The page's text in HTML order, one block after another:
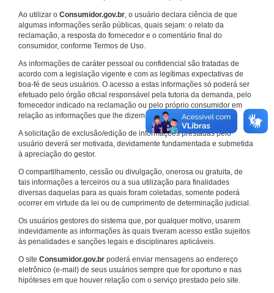
Ao utilizar o Consumidor.gov.br, o usuário declara ciência de que
algumas informações serão públicas, quais sejam: o relato da
reclamação, a resposta do fornecedor e o comentário final do
consumidor, conforme Termos de Uso.
As informações de caráter pessoal ou confidencial são tratadas de
acordo com a legislação vigente e com as legítimas expectativas de
boa-fé de seus usuários. O acesso a estas informações só poderá ser
efetuado pelo órgão oficial responsável pela tutoria da demanda, pelo
fornecedor indicado na reclamação ou pelo próprio consumidor em
relação as informações que lhe dizem respeito.
A solicitação de exclusão/edição de informações prestadas pelo
usuário deverá ser motivada, devidamente fundamentada e submetida
à apreciação do gestor.
O compartilhamento, cessão ou divulgação, onerosa ou gratuita, de
tais informações a terceiros ou a sua utilização para finalidades
diversas daquelas para as quais foram coletadas, somente poderá
ocorrer em virtude da lei ou de cumprimento de determinação judicial.
Os usuários gestores do sistema que, por qualquer motivo, usarem
indevidamente as informações às quais tiveram acesso estão sujeitos
às penalidades e sanções legais e disciplinares aplicáveis.
O site Consumidor.gov.br poderá enviar mensagens ao endereço
eletrônico (e-mail) de seus usuários sempre que for oportuno e nas
hipóteses em que houver relação com o serviço prestado pelo site.